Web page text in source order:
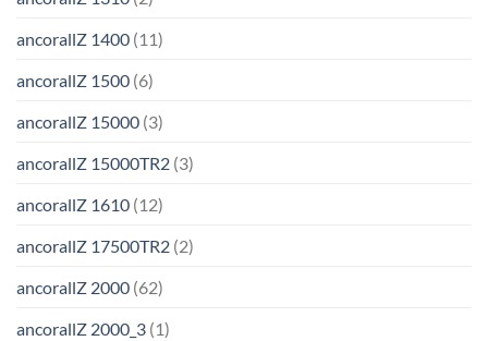
ancorallZ 1400 (11)
ancorallZ 1500 (6)
ancorallZ 15000 (3)
ancorallZ 15000TR2 (3)
ancorallZ 1610 (12)
ancorallZ 17500TR2 (2)
ancorallZ 2000 (62)
ancorallZ 2000_3 (1)